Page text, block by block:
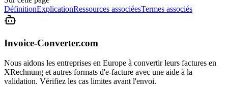
DéfinitionExplicationRessources associéesTermes associés
Invoice-Converter.com
Nous aidons les entreprises en Europe à convertir leurs factures en
XRechnung et autres formats d'e-facture avec une aide à la
validation. Vérifiez les cas limites avant l'envoi.